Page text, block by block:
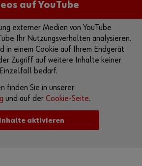
auf YouTube
externer Medien von YouTube
Ihr Nutzungsverhalten analysieren.
in einem Cookie auf Ihrem Endgerät
Zugriff auf weitere Inhalte keiner
bedarf.
finden Sie in unserer
und auf der Cookie-Seite.
Inhalte aktivieren